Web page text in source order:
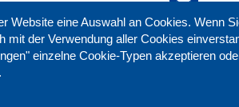
Website eine Auswahl an Cookies. Wenn
mit der Verwendung aller Cookies
einzelne Cookie-Typen akzeptieren